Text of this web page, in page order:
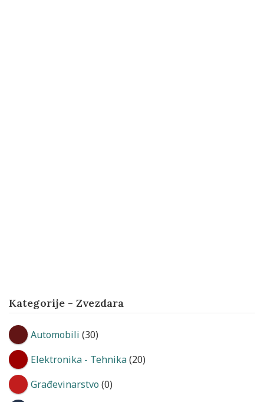
Kategorije - Zvezdara
Automobili (30)
Elektronika - Tehnika(20)
Građevinarstvo (0)